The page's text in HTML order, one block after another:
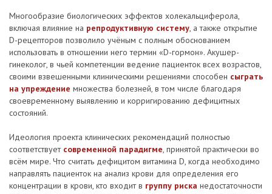
Многообразие биологических эффектов холекальциферола,
включая влияние на репродуктивную систему, а также открытие
D-рецепторов позволило учёным с полным обоснованием
использовать в отношении него термин «D-гормон». Акушер-
гинеколог, в чьей компетенции ведение пациенток всех возрастов,
своими взвешенными клиническими решениями способен сыграть
на упреждение множества болезней, в том числе благодаря
своевременному выявлению и корригированию дефицитных
состояний.
Идеология проекта клинических рекомендаций полностью
соответствует современной парадигме, принятой практически во
всём мире. Что считать дефицитом витамина D, когда необходимо
направлять пациенток на анализ крови для определения его
концентрации в крови, кто входит в группу риска недостаточности